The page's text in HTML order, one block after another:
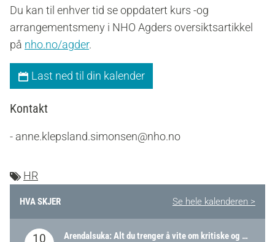
Du kan til enhver tid se oppdatert kurs -og
arrangementsmeny i NHO Agders oversiktsartikkel
på nho.no/agder.
Last ned til din kalender
Kontakt
- anne.klepsland.simonsen@nho.no
HR
HVA SKJER Se hele kalenderen >
10
Arendalsuka: Alt du trenger å vite om kritiske og strategiske verdikjeder i Norge